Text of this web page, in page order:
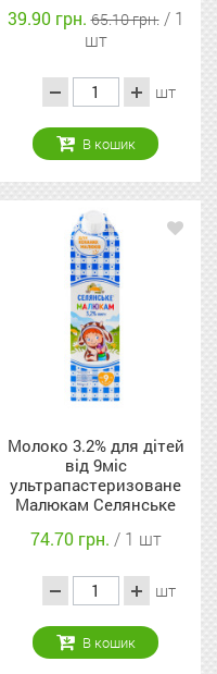
39.90 грн.65.10 грн. / 1
шт
шт
В кошик
Молоко 3.2% для дітей
від 9міс
ультрапастеризоване
Малюкам Селянське
74.70 грн. / 1 шт
шт
В кошик